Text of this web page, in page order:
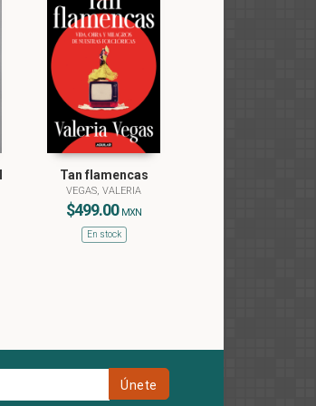
Tan flamencas
VEGAS, VALERIA
$499.00 MXN
En stock